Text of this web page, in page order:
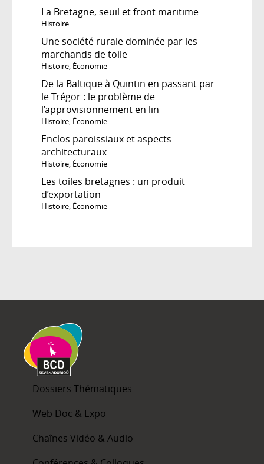
La Bretagne, seuil et front maritime
Histoire
Une société rurale dominée par les
marchands de toile
Histoire, Économie
De la Baltique à Quintin en passant par
le Trégor : le problème de
l’approvisionnement en lin
Histoire, Économie
Enclos paroissiaux et aspects
architecturaux
Histoire, Économie
Les toiles bretagnes : un produit
d’exportation
Histoire, Économie
Dossiers Thématiques
Web Doc & Expo
Chaînes Vidéo & Audio